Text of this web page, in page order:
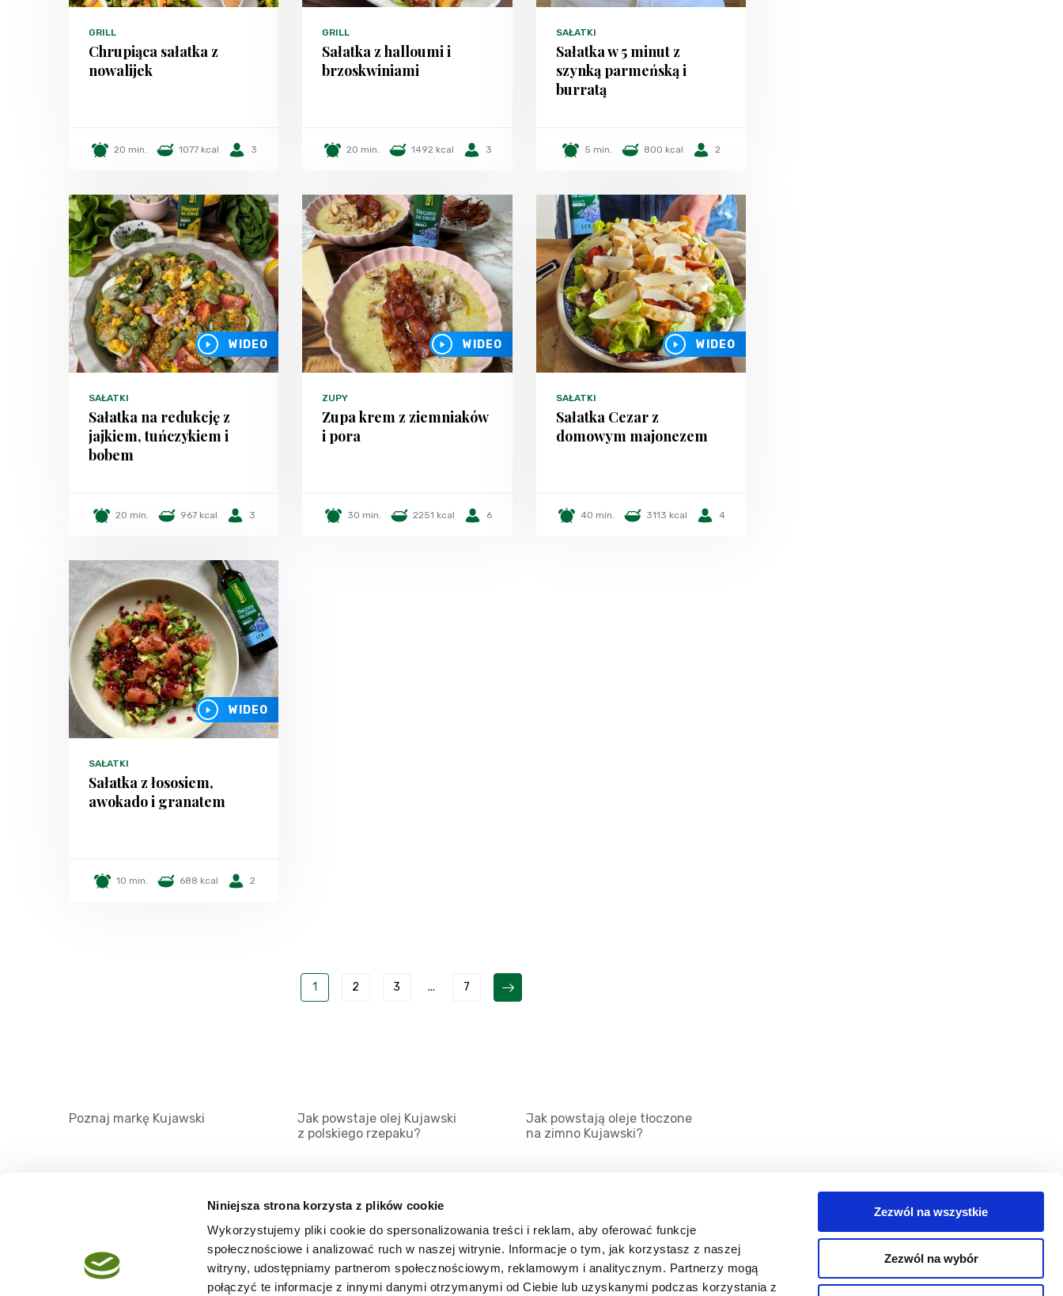
Niniejsza strona korzysta z plików cookie
Wykorzystujemy pliki cookie do spersonalizowania treści i reklam, aby oferować funkcje
społecznościowe i analizować ruch w naszej witrynie. Informacje o tym, jak korzystasz z naszej
witryny, udostępniamy partnerom społecznościowym, reklamowym i analitycznym. Partnerzy mogą
połączyć te informacje z innymi danymi otrzymanymi od Ciebie lub uzyskanymi podczas korzystania z
Zezwól na wszystkie
Zezwól na wybór
GRILL
Chrupiąca sałatka z
nowalijek
20 min. 1077 kcal 3
GRILL
Sałatka z halloumi i
brzoskwiniami
20 min. 1492 kcal 3
SAŁATKI
Sałatka w 5 minut z
szynką parmeńską i
burratą
5 min. 800 kcal 2
WIDEO
SAŁATKI
Sałatka na redukcję z
jajkiem, tuńczykiem i
bobem
20 min. 967 kcal 3
WIDEO
ZUPY
Zupa krem z ziemniaków
i pora
30 min. 2251 kcal 6
WIDEO
SAŁATKI
Sałatka Cezar z
domowym majonezem
40 min. 3113 kcal 4
WIDEO
SAŁATKI
Sałatka z łososiem,
awokado i granatem
10 min. 688 kcal 2
1 2 3 ... 7
Poznaj markę Kujawski
Jak powstaje olej Kujawski
z polskiego rzepaku?
Jak powstają oleje tłoczone
na zimno Kujawski?
Regulamin
Mapa serwisu
Kanały RSS
Kategorie
Kontakt